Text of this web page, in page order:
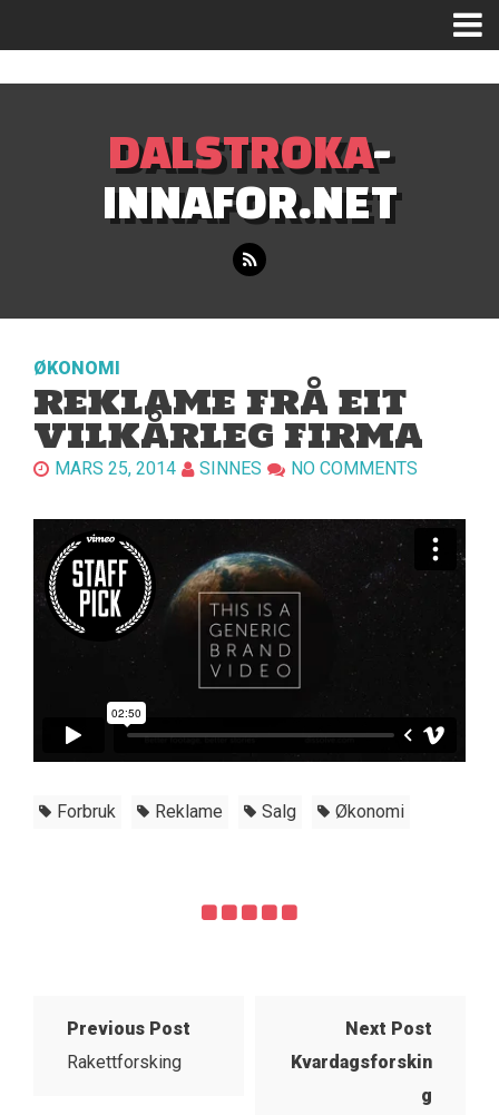
DALSTROKA-
INNAFOR.NET
ØKONOMI
REKLAME FRÅ EIT
VILKÅRLEG FIRMA
MARS 25, 2014 SINNES NO COMMENTS
Forbruk Reklame Salg Økonomi
Previous Post
Rakettforsking
Next Post
Kvardagsforskin
g